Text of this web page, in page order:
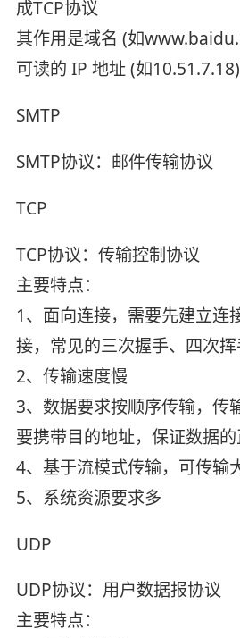
成TCP协议
其作用是域名 (如
可读的 IP 地址 (如10.51.7.18)
SMTP
SMTP协议：邮件传输协议
TCP
TCP协议：传输控制协议
主要特点：
1、面向连接，需要先建立连
接，常见的三次握手、四次
2、传输速度慢
3、数据要求按顺序传输，传
要携带目的地址，保证数据
4、基于流模式传输，可传输
5、系统资源要求多
UDP
UDP协议：用户数据报协议
主要特点：